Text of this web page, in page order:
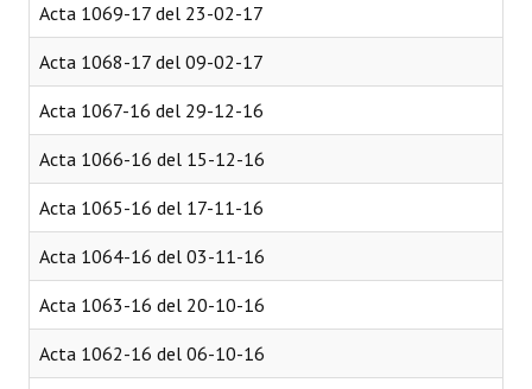
Acta 1069-17 del 23-02-17
Acta 1068-17 del 09-02-17
Acta 1067-16 del 29-12-16
Acta 1066-16 del 15-12-16
Acta 1065-16 del 17-11-16
Acta 1064-16 del 03-11-16
Acta 1063-16 del 20-10-16
Acta 1062-16 del 06-10-16